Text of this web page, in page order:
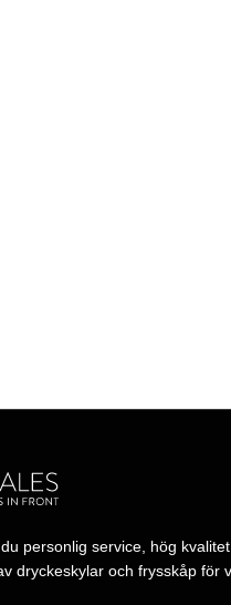
personlig service, hög
dryckeskylar och frysskåp för